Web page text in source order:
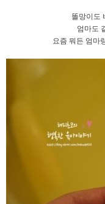
똘망이도
엄마도
요즘 뭐든 엄마